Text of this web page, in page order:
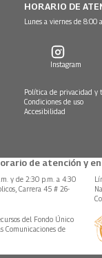
HORARIO DE
Lunes a viernes de 8:00
Instagram
Política de privacidad y
Condiciones de uso
Accesibilidad
de atención y
y de 2:30 p.m. a 4:30
Carrera 45 # 26-
del Fondo Único
Comunicaciones de